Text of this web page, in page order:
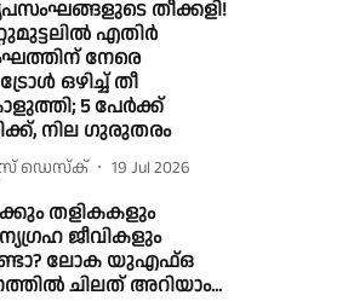
തീക്കളി!
എതിർ
നേരെ
ഒഴിച്ച് തീ
5 പേർക്ക്
നില ഗുരുതരം
ഡെസ്ക് 19 Jul 2026
തളികകളും
ജീവികളും
ലോക യുഎഫ്ഒ
ചിലത് അറിയാം...